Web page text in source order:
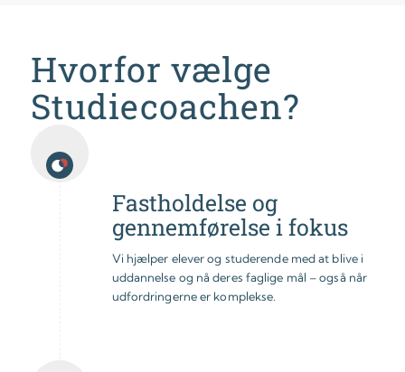
Hvorfor vælge
Studiecoachen?
Fastholdelse og
gennemførelse i fokus
Vi hjælper elever og studerende med at blive i
uddannelse og nå deres faglige mål – også når
udfordringerne er komplekse.